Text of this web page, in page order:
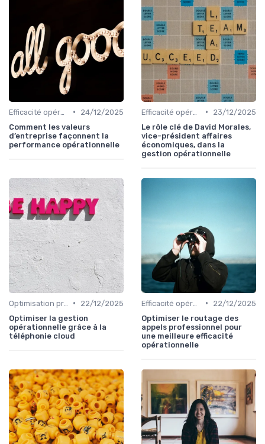
•
24/12/2025
Comment les valeurs
d’entreprise façonnent la
performance opérationnelle
•
23/12/2025
Le rôle clé de David Morales,
vice-président affaires
économiques, dans la
gestion opérationnelle
•
22/12/2025
Optimiser la gestion
opérationnelle grâce à la
téléphonie cloud
•
22/12/2025
Optimiser le routage des
appels professionnel pour
une meilleure efficacité
opérationnelle